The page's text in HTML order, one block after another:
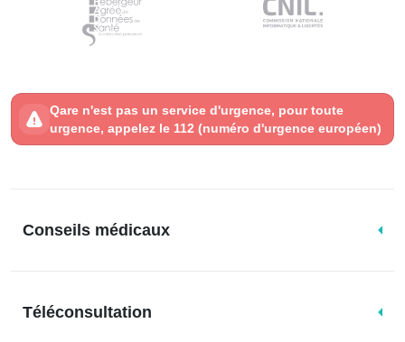
Qare n'est pas un service d'urgence, pour toute
urgence, appelez le 112 (numéro d'urgence européen)
Conseils médicaux
Téléconsultation